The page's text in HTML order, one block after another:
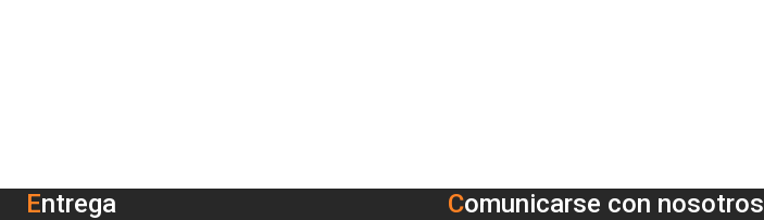
Entrega Comunicarse con nosotros